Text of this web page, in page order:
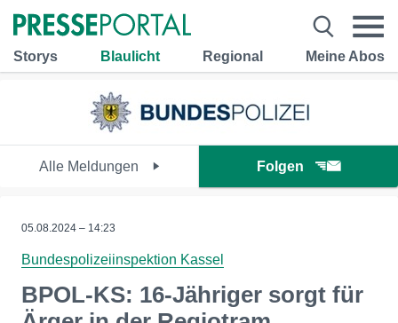
Storys Blaulicht Regional Meine Abos
Alle Meldungen Folgen
05.08.2024 – 14:23
Bundespolizeiinspektion Kassel
BPOL-KS: 16-Jähriger sorgt für